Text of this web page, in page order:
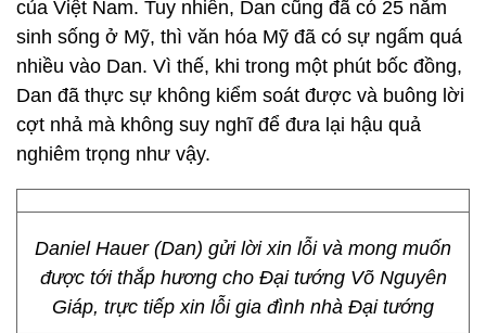
của Việt Nam. Tuy nhiên, Dan cũng đã có 25 năm
sinh sống ở Mỹ, thì văn hóa Mỹ đã có sự ngấm quá
nhiều vào Dan. Vì thế, khi trong một phút bốc đồng,
Dan đã thực sự không kiểm soát được và buông lời
cợt nhả mà không suy nghĩ để đưa lại hậu quả
nghiêm trọng như vậy.
Daniel Hauer (Dan) gửi lời xin lỗi và mong muốn
được tới thắp hương cho Đại tướng Võ Nguyên
Giáp, trực tiếp xin lỗi gia đình nhà Đại tướng